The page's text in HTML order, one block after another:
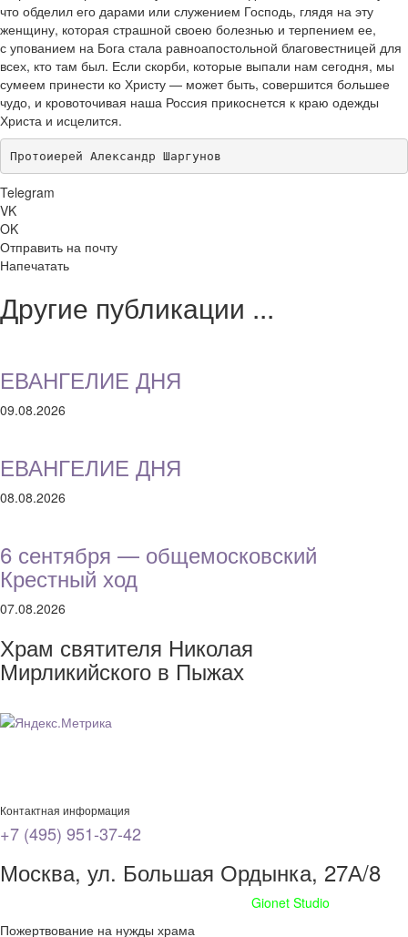
что обделил его дарами или служением Господь, глядя на эту
женщину, которая страшной своею болезнью и терпением ее,
с упованием на Бога стала равноапостольной благовестницей для
всех, кто там был. Если скорби, которые выпали нам сегодня, мы
сумеем принести ко Христу — может быть, совершится большее
чудо, и кровоточивая наша Россия прикоснется к краю одежды
Христа и исцелится.
Протоиерей Александр Шаргунов
Telegram
VK
OK
Отправить на почту
Напечатать
Другие публикации ...
ЕВАНГЕЛИЕ ДНЯ
09.08.2026
ЕВАНГЕЛИЕ ДНЯ
08.08.2026
6 сентября — общемосковский
Крестный ход
07.08.2026
Храм святителя Николая
Мирликийского в Пыжах
Контактная информация
+7 (495) 951-37-42
Москва, ул. Большая Ордынка, 27А/8
Gionet Studio
Пожертвование на нужды храма